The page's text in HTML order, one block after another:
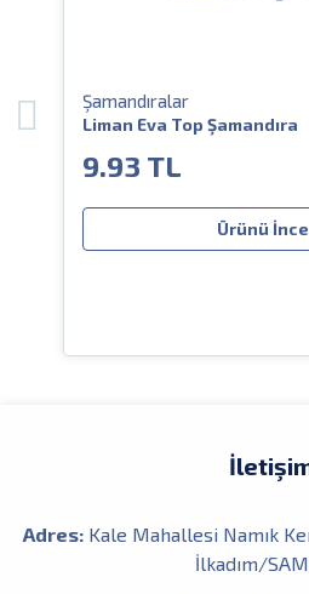
Şamandıralar
Liman Eva Top Şamandıra
9.93 TL
Ürünü
Adres:Kale Mahallesi Namık
İlkadım/